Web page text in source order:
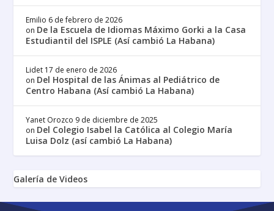
Emilio 6 de febrero de 2026
on De la Escuela de Idiomas Máximo Gorki a la Casa
Estudiantil del ISPLE (Así cambió La Habana)
Lidet 17 de enero de 2026
on Del Hospital de las Ánimas al Pediátrico de
Centro Habana (Así cambió La Habana)
Yanet Orozco 9 de diciembre de 2025
on Del Colegio Isabel la Católica al Colegio María
Luisa Dolz (así cambió La Habana)
Galería de Videos